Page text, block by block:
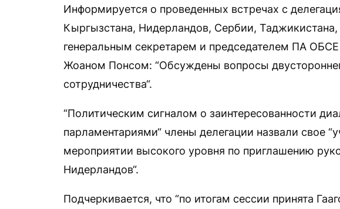
Информируется о проведенных встречах с
Кыргызстана, Нидерландов, Сербии,
генеральным секретарем и председателем ПА
Жоаном Понсом: “Обсуждены вопросы
сотрудничества“.
“Политическим сигналом о заинтересованности
парламентариями“ члены делегации назвали свое
мероприятии высокого уровня по приглашению
Нидерландов“.
Подчеркивается, что “по итогам сессии принята